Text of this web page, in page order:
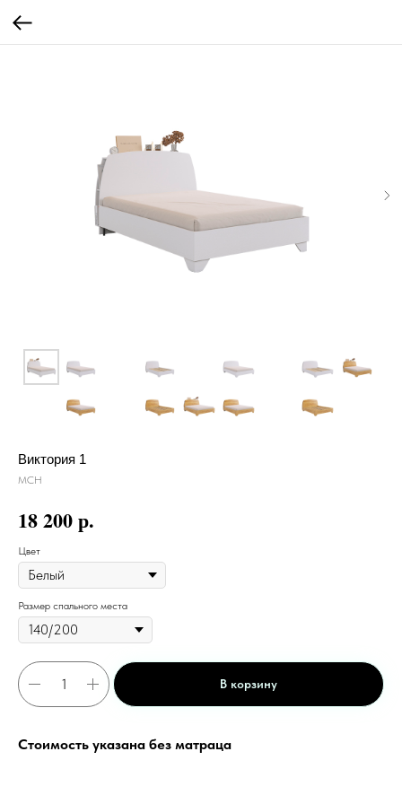
Виктория 1
МСН
18 200р.
Цвет
Размер спального места
В корзину
Стоимость указана без матраца